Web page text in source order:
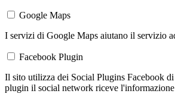
Google Maps
I servizi di Google Maps aiutano il servizio
Facebook Plugin
Il sito utilizza dei Social Plugins Facebook
plugin il social network riceve